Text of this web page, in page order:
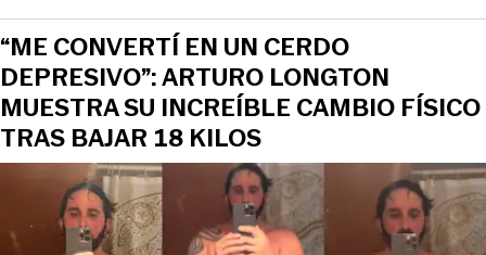
“ME CONVERTÍ EN UN CERDO
DEPRESIVO”: ARTURO LONGTON
MUESTRA SU INCREÍBLE CAMBIO FÍSICO
TRAS BAJAR 18 KILOS